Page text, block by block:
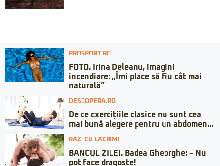
PROSPORT.RO
FOTO. Irina Deleanu, imagini
incendiare: „Îmi place să fiu cât mai
naturală”
DESCOPERA.RO
De ce cxercițiile clasice nu sunt cea
mai bună alegere pentru un abdomen...
RAZI CU LACRIMI
BANCUL ZILEI. Badea Gheorghe: – Nu
pot face dragoste!